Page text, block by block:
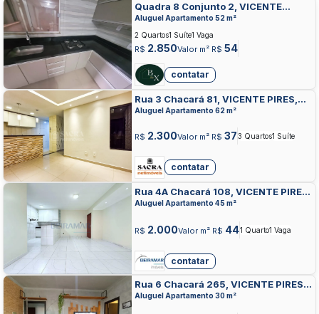
Quadra 8 Conjunto 2, VICENTE
PIRES, VICENTE PIRES
Aluguel Apartamento 52 m²
R$ 2.850Valor m² R$ 54
2 Quartos1 Suíte1 Vaga
contatar
Rua 3 Chacará 81, VICENTE PIRES,
VICENTE PIRES
Aluguel Apartamento 62 m²
R$ 2.300Valor m² R$ 373 Quartos1 Suíte
contatar
Rua 4A Chacará 108, VICENTE PIRES,
VICENTE PIRES
Aluguel Apartamento 45 m²
R$ 2.000Valor m² R$ 441 Quarto1 Vaga
contatar
Rua 6 Chacará 265, VICENTE PIRES,
VICENTE PIRES
Aluguel Apartamento 30 m²